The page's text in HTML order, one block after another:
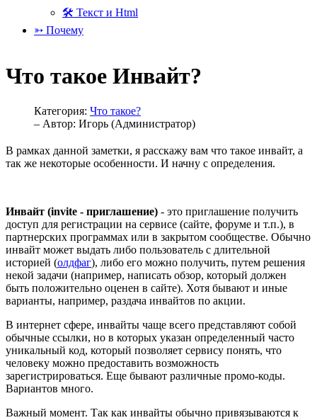
🛠 Текст и Html
➳ Почему
Что такое Инвайт?
Категория: Что такое?
– Автор: Игорь (Администратор)
В рамках данной заметки, я расскажу вам что такое инвайт, а
так же некоторые особенности. И начну с определения.
Инвайт (invite - приглашение) - это приглашение получить
доступ для регистрации на сервисе (сайте, форуме и т.п.), в
партнерских программах или в закрытом сообществе. Обычно
инвайт может выдать либо пользователь с длительной
историей (олдфаг), либо его можно получить, путем решения
некой задачи (например, написать обзор, который должен
быть положительно оценен в сайте). Хотя бывают и иные
варианты, например, раздача инвайтов по акции.
В интернет сфере, инвайты чаще всего представляют собой
обычные ссылки, но в которых указан определенный часто
уникальный код, который позволяет сервису понять, что
человеку можно предоставить возможность
зарегистрироваться. Еще бывают различные промо-коды.
Вариантов много.
Важный момент. Так как инвайты обычно привязываются к